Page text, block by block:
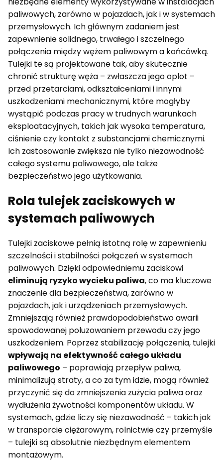
paliwowych, zarówno w pojazdach, jak i w systemach
przemysłowych. Ich głównym zadaniem jest
zapewnienie solidnego, trwałego i szczelnego
połączenia między wężem paliwowym a końcówką.
Tulejki te są projektowane tak, aby skutecznie
chronić strukturę węża – zwłaszcza jego oplot –
przed przetarciami, odkształceniami i innymi
uszkodzeniami mechanicznymi, które mogłyby
wystąpić podczas pracy w trudnych warunkach
eksploatacyjnych, takich jak wysoka temperatura,
ciśnienie czy kontakt z substancjami chemicznymi.
Ich zastosowanie zwiększa nie tylko niezawodność
całego systemu paliwowego, ale także
bezpieczeństwo jego użytkowania.
Rola tulejek zaciskowych w
systemach paliwowych
Tulejki zaciskowe pełnią istotną rolę w zapewnieniu
szczelności i stabilności połączeń w systemach
paliwowych. Dzięki odpowiedniemu zaciskowi
eliminują ryzyko wycieku paliwa, co ma kluczowe
znaczenie dla bezpieczeństwa, zarówno w
pojazdach, jak i urządzeniach przemysłowych.
Zmniejszają również prawdopodobieństwo awarii
spowodowanej poluzowaniem przewodu czy jego
uszkodzeniem. Poprzez stabilizację połączenia, tulejki
wpływają na efektywność całego układu
paliwowego – poprawiają przepływ paliwa,
minimalizują straty, a co za tym idzie, mogą również
przyczynić się do zmniejszenia zużycia paliwa oraz
wydłużenia żywotności komponentów układu. W
systemach, gdzie liczy się niezawodność – takich jak
w transporcie ciężarowym, rolnictwie czy przemyśle
– tulejki są absolutnie niezbędnym elementem
montażowym.